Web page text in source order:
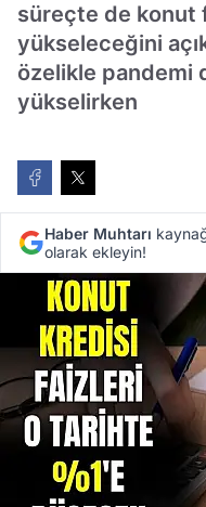
süreçte de konut
yükseleceğini
özelikle pandemi
yükselirken
Haber Muhtarı
olarak ekleyin!